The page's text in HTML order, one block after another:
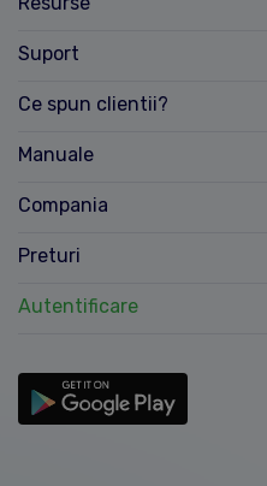
Suport
Ce spun clientii?
Manuale
Compania
Preturi
Autentificare